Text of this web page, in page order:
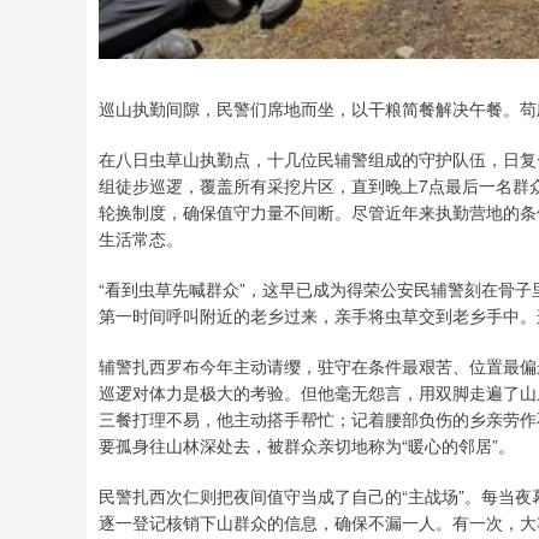
巡山执勤间隙，民警们席地而坐，以干粮简餐解决午餐。
在八日虫草山执勤点，十几位民辅警组成的守护队伍，日
组徒步巡逻，覆盖所有采挖片区，直到晚上7点最后一名
轮换制度，确保值守力量不间断。尽管近年来执勤营地的
生活常态。
“看到虫草先喊群众”，这早已成为得荣公安民辅警刻在骨
第一时间呼叫附近的老乡过来，亲手将虫草交到老乡手中
辅警扎西罗布今年主动请缨，驻守在条件最艰苦、位置最
巡逻对体力是极大的考验。但他毫无怨言，用双脚走遍了
三餐打理不易，他主动搭手帮忙；记着腰部负伤的乡亲劳
要孤身往山林深处去，被群众亲切地称为“暖心的邻居”。
民警扎西次仁则把夜间值守当成了自己的“主战场”。每当
逐一登记核销下山群众的信息，确保不漏一人。有一次，